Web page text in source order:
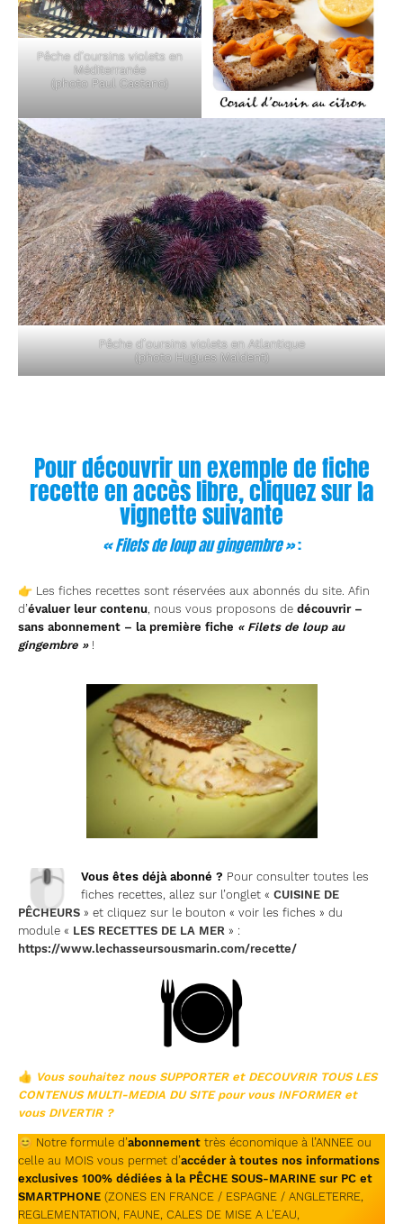
Pêche d’oursins violets en
Méditerranée
(photo Paul Castano)
Pêche d’oursins violets en Atlantique
(photo Hugues Maldent)
Pour découvrir un exemple de fiche
recette en accès libre, cliquez sur la
vignette suivante
« Filets de loup au gingembre »:
👉 Les fiches recettes sont réservées aux abonnés du site. Afin
d’évaluer leur contenu, nous vous proposons de découvrir –
sans abonnement – la première fiche « Filets de loup au
gingembre » !
🖱 Vous êtes déjà abonné ? Pour consulter toutes les
fiches recettes, allez sur l’onglet «CUISINE DE
PÊCHEURS » et cliquez sur le bouton « voir les fiches » du
module « LES RECETTES DE LA MER » :
https://www.lechasseursousmarin.com/recette/
👍 Vous souhaitez nous SUPPORTER et DECOUVRIR TOUS LES
CONTENUS MULTI-MEDIA DU SITE pour vous INFORMER et
vous DIVERTIR ?
😊 Notre formule d’abonnement très économique à l’ANNEE ou
celle au MOIS vous permet d’accéder à toutes nos informations
exclusives 100% dédiées à la PÊCHE SOUS-MARINE sur PC et
SMARTPHONE (ZONES EN FRANCE / ESPAGNE / ANGLETERRE,
REGLEMENTATION, FAUNE, CALES DE MISE A L’EAU,